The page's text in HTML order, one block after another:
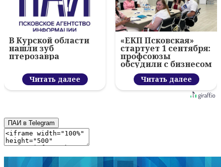
В Курской области
нашли зуб
птерозавра
Читать далее
«ЕКП Псковская»
стартует 1 сентября:
профсоюзы
обсудили с бизнесом
новый цифровой
проектЧитать далее
ПАИ в Telegram